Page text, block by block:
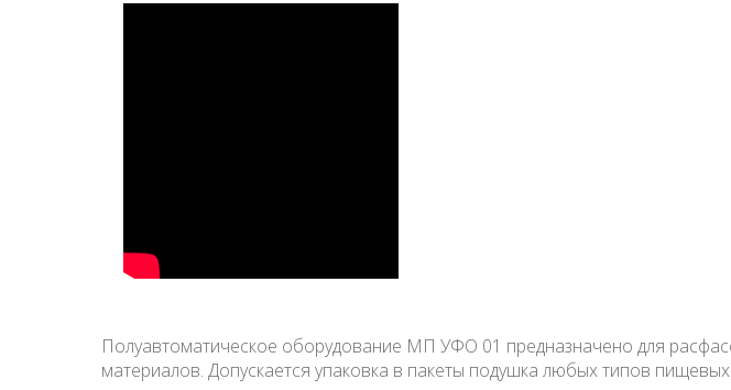
Полуавтоматическое оборудование МП УФО 01 предназначено для
материалов. Допускается упаковка в пакеты подушка любых типов